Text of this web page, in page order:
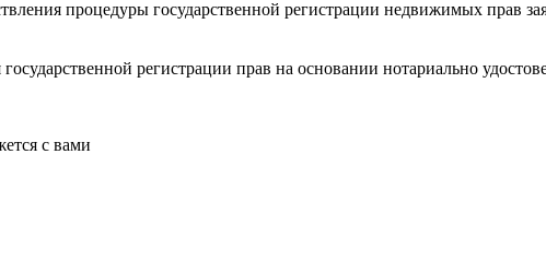
процедуры государственной регистрации недвижимых прав
регистрации прав на основании нотариально
с вами